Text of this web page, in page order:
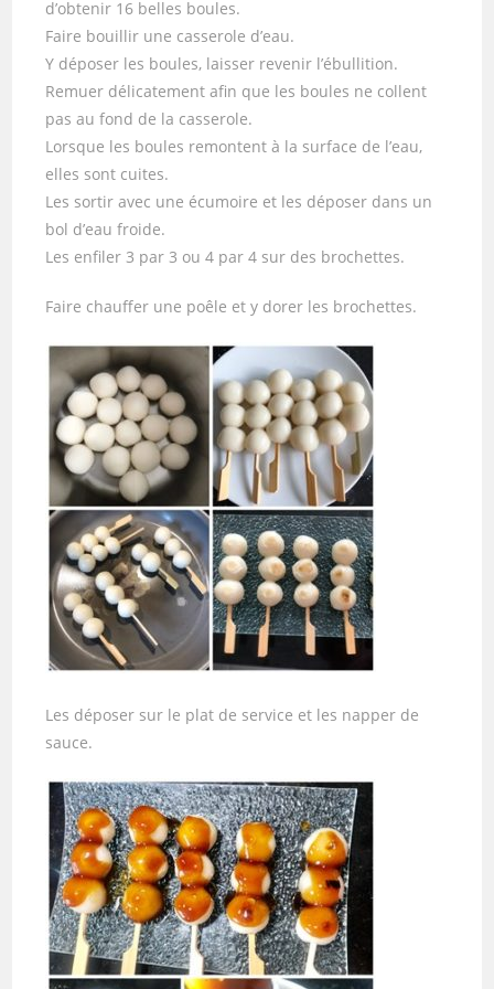
d’obtenir 16 belles boules.
Faire bouillir une casserole d’eau.
Y déposer les boules, laisser revenir l’ébullition.
Remuer délicatement afin que les boules ne collent
pas au fond de la casserole.
Lorsque les boules remontent à la surface de l’eau,
elles sont cuites.
Les sortir avec une écumoire et les déposer dans un
bol d’eau froide.
Les enfiler 3 par 3 ou 4 par 4 sur des brochettes.
Faire chauffer une poêle et y dorer les brochettes.
Les déposer sur le plat de service et les napper de
sauce.